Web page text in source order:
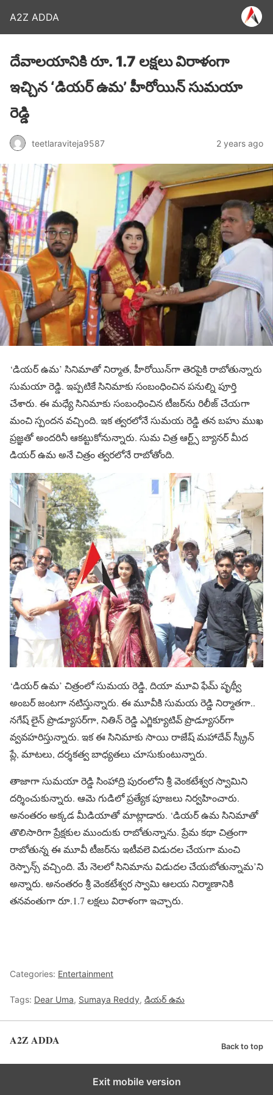
A2Z ADDA
దేవాలయానికి రూ. 1.7 లక్షలు విరాళంగా
ఇచ్చిన ‘డియర్ ఉమ’ హీరోయిన్ సుమయా
రెడ్డి
teetlaraviteja9587 2 years ago
‘డియర్ ఉమ’ సినిమాతో నిర్మాత, హీరోయిన్‌గా తెరపైకి రాబోతున్నారు
సుమయా రెడ్డి. ఇప్పటికే సినిమాకు సంబంధించిన పనుల్ని పూర్తి
చేశారు. ఈ మధ్యే సినిమాకు సంబంధించిన టీజర్‌ను రిలీజ్ చేయగా
మంచి స్పందన వచ్చింది. ఇక త్వరలోనే సుమయ రెడ్డి తన బహు ముఖ
ప్రజ్ఞతో అందరినీ ఆకట్టుకోనున్నారు. సుమ చిత్ర ఆర్ట్స్ బ్యానర్ మీద
డియర్ ఉమ అనే చిత్రం త్వరలోనే రాబోతోంది.
‘డియర్ ఉమ’ చిత్రంలో సుమయ రెడ్డి, దియా మూవి ఫేమ్ పృథ్వీ
అంబర్ జంటగా నటిస్తున్నారు. ఈ మూవీకి సుమయ రెడ్డి నిర్మాతగా..
నగేష్ లైన్ ప్రొడ్యూసర్‌గా, నితిన్ రెడ్డి ఎగ్జిక్యూటివ్ ప్రొడ్యూసర్‌గా
వ్వవహరిస్తున్నారు. ఇక ఈ సినిమాకు సాయి రాజేష్ మహాదేవ్ స్క్రీన్
ప్లే, మాటలు, దర్శకత్వ బాధ్యతలు చూసుకుంటున్నారు.
తాజాగా సుమయా రెడ్డి సింహాద్రి పురంలోని శ్రీ వెంకటేశ్వర స్వామిని
దర్శించుకున్నారు. ఆమె గుడిలో ప్రత్యేక పూజలు నిర్వహించారు.
అనంతరం అక్కడ మీడియాతో మాట్లాడారు. ‘డియర్ ఉమ సినిమాతో
తొలిసారిగా ప్రేక్షకుల ముందుకు రాబోతున్నాను. ప్రేమ కథా చిత్రంగా
రాబోతున్న ఈ మూవీ టీజర్‌ను ఇటీవలె విడుదల చేయగా మంచి
రెస్పాన్స్ వచ్చింది. మే నెలలో సినిమాను విడుదల చేయబోతున్నామ’ని
అన్నారు. అనంతరం శ్రీ వెంకటేశ్వర స్వామి ఆలయ నిర్మాణానికి
తనవంతుగా రూ.1.7 లక్షలు విరాళంగా ఇచ్చారు.
Categories: Entertainment
Tags: Dear Uma, Sumaya Reddy, డియర్ ఉమ
A2Z ADDA Back to top
Exit mobile version